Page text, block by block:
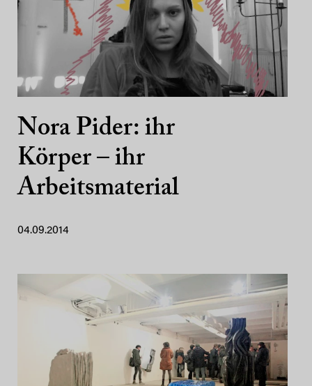
Nora Pider: ihr
Körper – ihr
Arbeitsmaterial
04.09.2014